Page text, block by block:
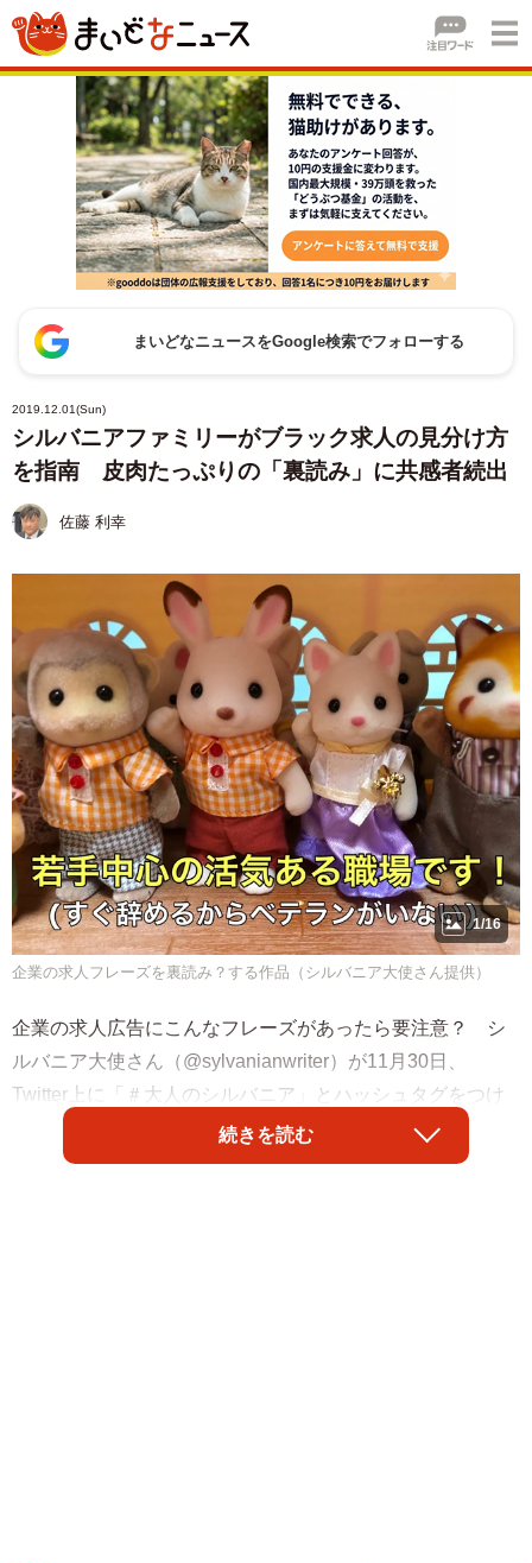
まいどなニュースをGoogle検索でフォローする
2019.12.01(Sun)
シルバニアファミリーがブラック求人の見分け方
を指南 皮肉たっぷりの「裏読み」に共感者続出
佐藤 利幸
1/16
企業の求人フレーズを裏読み？する作品（シルバニア大使さん提供）
企業の求人広告にこんなフレーズがあったら要注意？ シ
ルバニア大使さん（@sylvanianwriter）が11月30日、
Twitter上に「＃大人のシルバニア」とハッシュタグをつけ
て「ブラック求人の見分け方」と投稿した。
続きを読む